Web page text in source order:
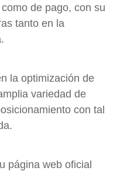
de pago, con su
tanto en la
la optimización de
variedad de
con tal
página web oficial